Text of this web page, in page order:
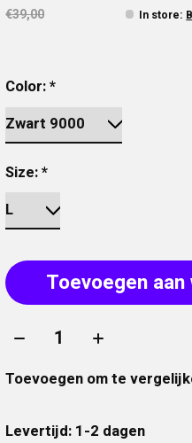
€39,00
In store:
Color:*
Size:*
Toevoegen
Aantal:
Toevoegen om te
Levertijd: 1-2 dagen